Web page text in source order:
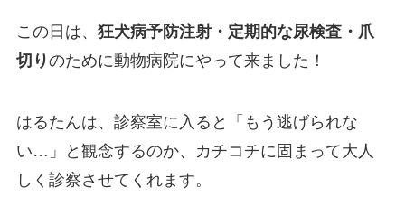
この日は、 狂犬病予防注射・定期的な尿検査・爪
切りのために動物病院にやって来ました！
はるたんは、診察室に入ると「もう逃げられな
い…」と観念するのか、カチコチに固まって大人
しく診察させてくれます。